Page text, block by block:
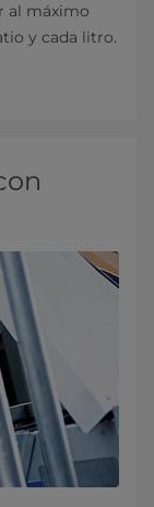
al máximo
y cada litro.